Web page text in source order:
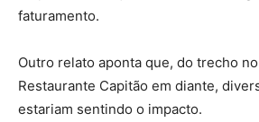
faturamento.
Outro relato aponta que, do trecho
Restaurante Capitão em diante,
estariam sentindo o impacto.